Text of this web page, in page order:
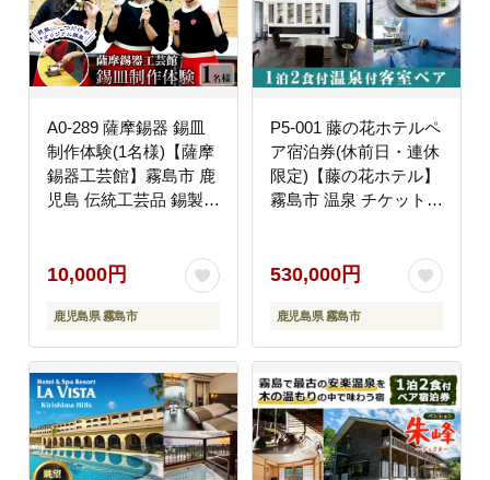
A0-289 薩摩錫器 錫皿
制作体験(1名様)【薩摩
錫器工芸館】霧島市 鹿
児島 伝統工芸品 錫製品
ジナル皿
10,000円
鹿児島県 霧島市
P5-001 藤の花ホテルペ
ア宿泊券(休前日・連休
限定)【藤の花ホテル】
霧島市 温泉 チケット
530,000円
鹿児島県 霧島市